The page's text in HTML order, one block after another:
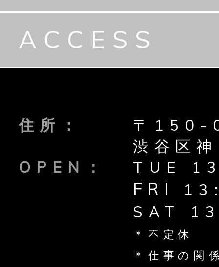
ACCESS
住所
〒
渋谷区
OPEN
TUE
FRI
SAT
＊不定休
＊仕事の関